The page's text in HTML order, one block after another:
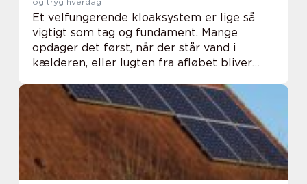
Et velfungerende kloaksystem er lige så
vigtigt som tag og fundament. Mange
opdager det først, når der står vand i
kælderen, eller lugten fra afløbet bliver
spiller den autoriserede kloakmester en
central rolle ...